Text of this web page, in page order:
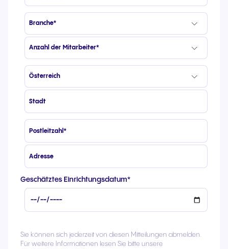
Geschätztes Einrichtungsdatum*
Sie können sich jederzeit von diesen Mitteilungen abmelden.
Für weitere Informationen lesen Sie bitte unsere